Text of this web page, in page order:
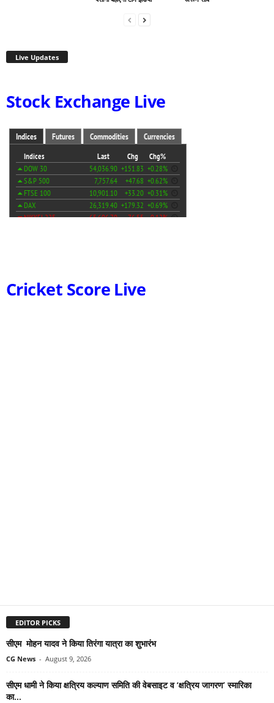
Live Updates
Stock Exchange Live
Cricket Score Live
EDITOR PICKS
सीएम मोहन यादव ने किया तिरंगा यात्रा का शुभारंभ
CG News - August 9, 2026
सीएम धामी ने किया क्षत्रिय कल्याण समिति की वेबसाइट व ‘क्षत्रिय जागरण’ स्मारिका
का...